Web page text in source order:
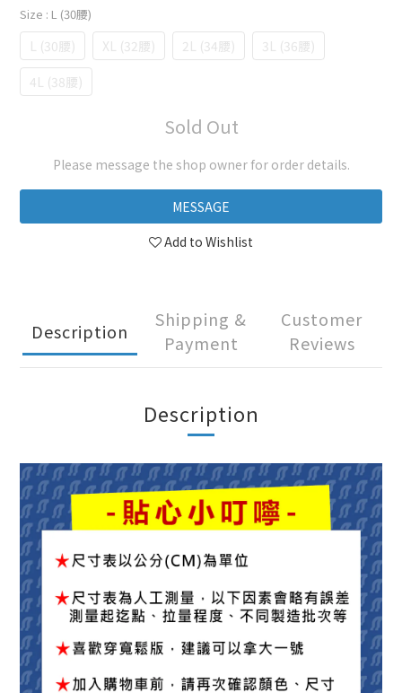
Size : L (30腰)
L (30腰) XL (32腰) 2L (34腰)
3L (36腰)
4L (38腰)
Sold Out
Please message the shop owner for order details.
MESSAGE
Add to Wishlist
Description
Shipping &
Payment
Customer
Reviews
Description